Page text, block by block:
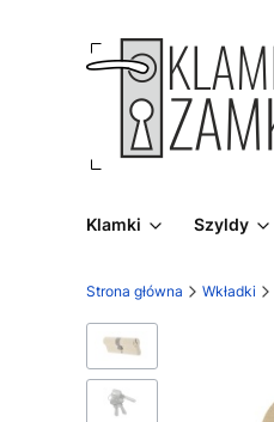
Klamki Szyldy
Strona główna Wkładki